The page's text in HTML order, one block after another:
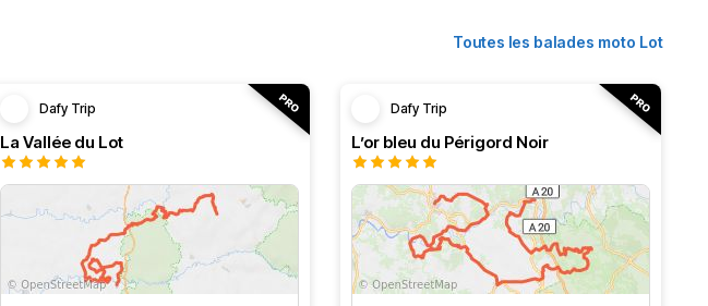
Toutes les balades moto Lot
Dafy Trip
La Vallée du Lot
Dafy Trip
L’or bleu du Périgord Noir